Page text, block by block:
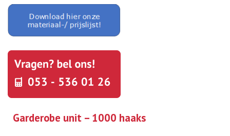
Garderobe unit – 1000 haaks